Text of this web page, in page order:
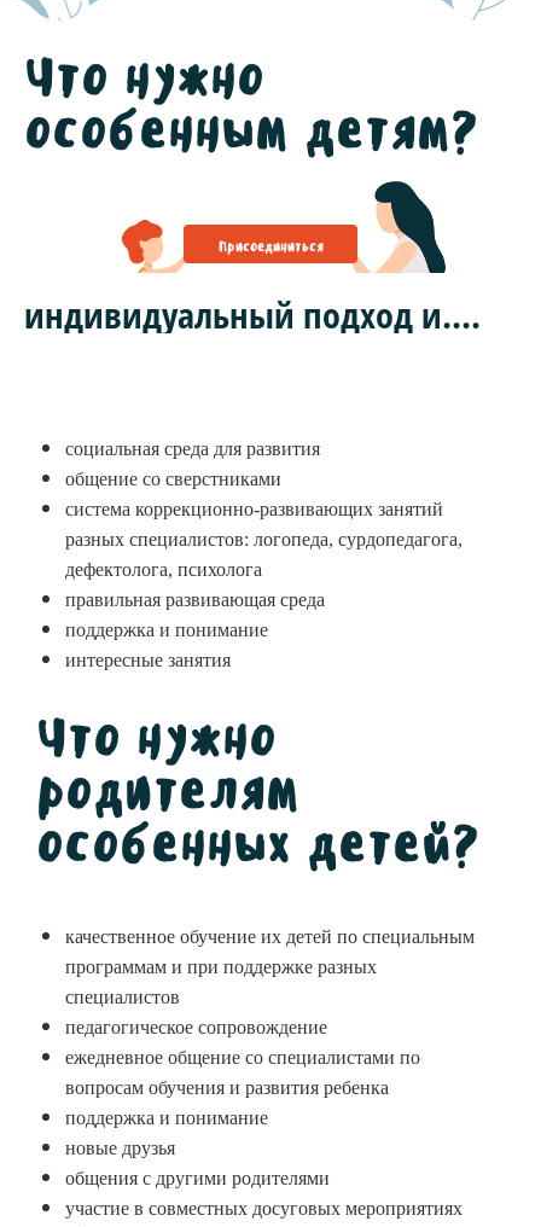
Что нужно
особенным детям?
Присоединиться
индивидуальный подход и....
социальная среда для развития
общение со сверстниками
система коррекционно-развивающих занятий
разных специалистов: логопеда, сурдопедагога,
дефектолога, психолога
правильная развивающая среда
поддержка и понимание
интересные занятия
Что нужно
родителям
особенных детей?
качественное обучение их детей по специальным
программам и при поддержке разных
специалистов
педагогическое сопровождение
ежедневное общение со специалистами по
вопросам обучения и развития ребенка
поддержка и понимание
новые друзья
общения с другими родителями
участие в совместных досуговых мероприятиях